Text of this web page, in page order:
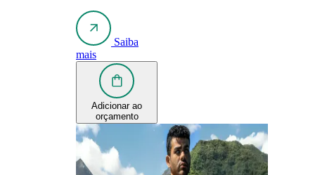
Saiba
mais
Adicionar ao
orçamento